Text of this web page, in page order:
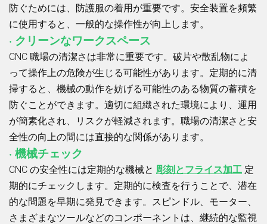
防ぐためには、防護服の着用が重要です。安全装置を頻繁
に使用すると、一般的な操作性が向上します。
· クリーンなワークスペース
CNC 職場の清潔さは非常に重要です。破片や散乱物によ
って操作上の危険が生じる可能性があります。定期的に清
掃すると、機械の動作を妨げる可能性のある物質の蓄積を
防ぐことができます。適切に組織された環境により、運用
が簡素化され、リスクが軽減されます。職場の清潔さと安
全性の向上の間には直接的な関係があります。
· 機械チェック
CNC の安全性には定期的な機械と 彫刻とフライス加工 定
期的にチェックします。定期的に検査を行うことで、潜在
的な問題を早期に発見できます。スピンドル、モーター、
さまざまなツールなどのコンポーネントは、継続的な監視